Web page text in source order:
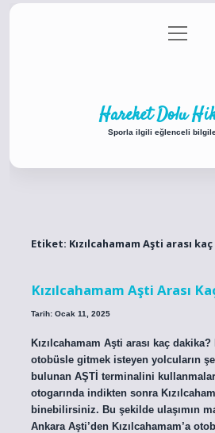
Gizlilik Politikası
menüyü
aç
Hareket Dolu
Sporla ilgili eğlenceli
Etiket: Kızılcahamam Aşti arası
Kızılcahamam Aşti Arası
Tarih: Ocak 11, 2025
Kızılcahamam Aşti arası kaç dakika?
otobüsle gitmek isteyen yolcuların
bulunan AŞTİ terminalini
otogarında indikten sonra
binebilirsiniz. Bu şekilde ulaşımın
Ankara Aşti’den Kızılcahamam’a